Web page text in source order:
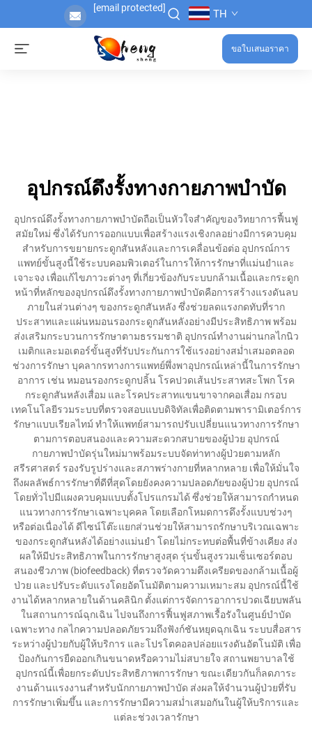
[email protected] TH
ขอใบเสนอราคา
อุปกรณ์ดึงรั้งทางกายภาพบำบัด
อุปกรณ์ดึงรั้งทางกายภาพบำบัดถือเป็นหัวใจสำคัญของวิทยาการฟื้นฟู
สมัยใหม่ ซึ่งได้รับการออกแบบเพื่อสร้างแรงเชิงกลอย่างมีการควบคุม
สำหรับการขยายกระดูกสันหลังและการเคลื่อนข้อต่อ อุปกรณ์การ
แพทย์ขั้นสูงนี้ใช้ระบบคอมพิวเตอร์ในการให้การรักษาที่แม่นยำและ
เจาะจง เพื่อแก้ไขภาวะต่างๆ ที่เกี่ยวข้องกับระบบกล้ามเนื้อและกระดูก
หน้าที่หลักของอุปกรณ์ดึงรั้งทางกายภาพบำบัดคือการสร้างแรงดันลบ
ภายในส่วนต่างๆ ของกระดูกสันหลัง ซึ่งช่วยลดแรงกดทับที่ราก
ประสาทและแผ่นหมอนรองกระดูกสันหลังอย่างมีประสิทธิภาพ พร้อม
ส่งเสริมกระบวนการรักษาตามธรรมชาติ อุปกรณ์ทำงานผ่านกลไกนิว
เมติกและมอเตอร์ขั้นสูงที่รับประกันการใช้แรงอย่างสม่ำเสมอตลอด
ช่วงการรักษา บุคลากรทางการแพทย์พึ่งพาอุปกรณ์เหล่านี้ในการรักษา
อาการ เช่น หมอนรองกระดูกปลิ้น โรคปวดเส้นประสาทสะโพก โรค
กระดูกสันหลังเสื่อม และโรคประสาทแขนขาจากคอเสื่อม กรอบ
เทคโนโลยีรวมระบบที่ตรวจสอบแบบดิจิทัลเพื่อติดตามพารามิเตอร์การ
รักษาแบบเรียลไทม์ ทำให้แพทย์สามารถปรับเปลี่ยนแนวทางการรักษา
ตามการตอบสนองและความสะดวกสบายของผู้ป่วย อุปกรณ์
กายภาพบำบัดรุ่นใหม่มาพร้อมระบบจัดท่าทางผู้ป่วยตามหลัก
สรีรศาสตร์ รองรับรูปร่างและสภาพร่างกายที่หลากหลาย เพื่อให้มั่นใจ
ถึงผลลัพธ์การรักษาที่ดีที่สุดโดยยังคงความปลอดภัยของผู้ป่วย อุปกรณ์
โดยทั่วไปมีแผงควบคุมแบบตั้งโปรแกรมได้ ซึ่งช่วยให้สามารถกำหนด
แนวทางการรักษาเฉพาะบุคคล โดยเลือกโหมดการดึงรั้งแบบช่วงๆ
หรือต่อเนื่องได้ ดีไซน์โต๊ะแยกส่วนช่วยให้สามารถรักษาบริเวณเฉพาะ
ของกระดูกสันหลังได้อย่างแม่นยำ โดยไม่กระทบต่อพื้นที่ข้างเคียง ส่ง
ผลให้มีประสิทธิภาพในการรักษาสูงสุด รุ่นขั้นสูงรวมเซ็นเซอร์ตอบ
สนองชีวภาพ (biofeedback) ที่ตรวจวัดความตึงเครียดของกล้ามเนื้อผู้
ป่วย และปรับระดับแรงโดยอัตโนมัติตามความเหมาะสม อุปกรณ์นี้ใช้
งานได้หลากหลายในด้านคลินิก ตั้งแต่การจัดการอาการปวดเฉียบพลัน
ในสถานการณ์ฉุกเฉิน ไปจนถึงการฟื้นฟูสภาพเรื้อรังในศูนย์บำบัด
เฉพาะทาง กลไกความปลอดภัยรวมถึงฟังก์ชันหยุดฉุกเฉิน ระบบสื่อสาร
ระหว่างผู้ป่วยกับผู้ให้บริการ และโปรโตคอลปล่อยแรงดันอัตโนมัติ เพื่อ
ป้องกันการยืดออกเกินขนาดหรือความไม่สบายใจ สถานพยาบาลใช้
อุปกรณ์นี้เพื่อยกระดับประสิทธิภาพการรักษา ขณะเดียวกันก็ลดภาระ
งานด้านแรงงานสำหรับนักกายภาพบำบัด ส่งผลให้จำนวนผู้ป่วยที่รับ
การรักษาเพิ่มขึ้น และการรักษามีความสม่ำเสมอกันในผู้ให้บริการและ
แต่ละช่วงเวลารักษา